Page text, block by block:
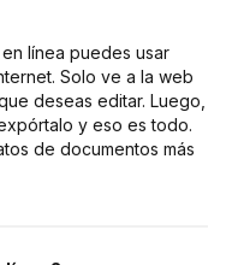
línea puedes usar
Solo ve a la web
deseas editar. Luego,
y eso es todo.
de documentos más